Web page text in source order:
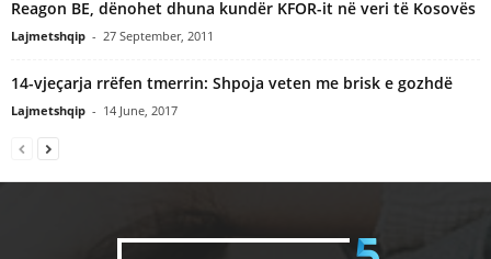
Reagon BE, dënohet dhuna kundër KFOR-it në veri të Kosovës
Lajmetshqip - 27 September, 2011
14-vjeçarja rrëfen tmerrin: Shpoja veten me brisk e gozhdë
Lajmetshqip - 14 June, 2017